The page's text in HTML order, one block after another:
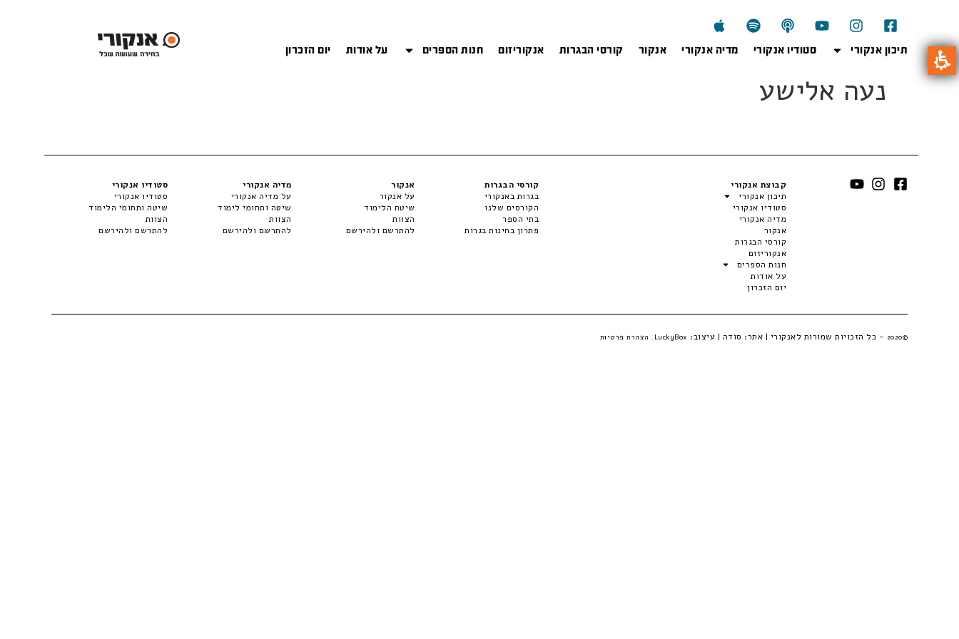
תיכון אנקורי סטודיו אנקורי מדיה אנקורי אנקור קורסי הבגרות אנקוריזום חנות הספרים על אודות יום הזכרון
נעה אלישע
קבוצת אנקורי
תיכון אנקורי
סטודיו אנקורי
מדיה אנקורי
אנקור
קורסי הבגרות
אנקוריזום
חנות הספרים
על אודות
יום הזכרון
קורסי הבגרות
בגרות באנקורי
הקורסים שלנו
בתי הספר
פתרון בחינות בגרות
אנקור
על אנקור
שיטת הלימוד
הצוות
להתרשם ולהירשם
מדיה אנקורי
על מדיה אנקורי
שיטה ותחומי לימוד
הצוות
להתרשם ולהירשם
סטודיו אנקורי
סטודיו אנקורי
שיטה ותחומי הלימוד
הצוות
להתרשם ולהירשם
©2020 - כל הזכויות שמורות לאנקורי | אתר: סודה | עיצוב: LuckyBox. הצהרת פרטיות